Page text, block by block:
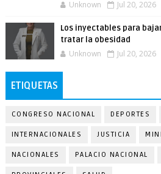
Unknown Jul 20, 2026
Los inyectables para
tratar la obesidad
Unknown Jul 20, 2026
ETIQUETAS
CONGRESO NACIONAL DEPORTES
INTERNACIONALES JUSTICIA
NACIONALES PALACIO NACIONAL